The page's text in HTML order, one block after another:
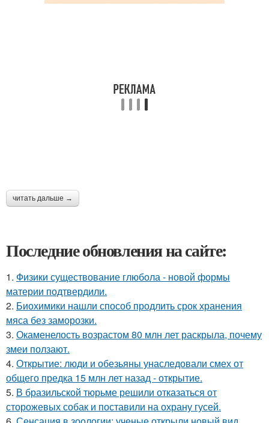
читать дальше →
Последние обновления на сайте:
1. Физики существование глюбола - новой формы
материи подтвердили.
2. Биохимики нашли способ продлить срок хранения
мяса без заморозки.
3. Окаменелость возрастом 80 млн лет раскрыла, почему
змеи ползают.
4. Открытие: люди и обезьяны унаследовали смех от
общего предка 15 млн лет назад - открытие.
5. В бразильской тюрьме решили отказаться от
сторожевых собак и поставили на охрану гусей.